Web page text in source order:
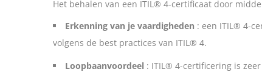
Het behalen van een ITIL® 4-certificaat door
Erkenning van je vaardigheden : een ITIL® 4-
volgens de best practices van ITIL® 4.
Loopbaanvoordeel : ITIL® 4-certificering is